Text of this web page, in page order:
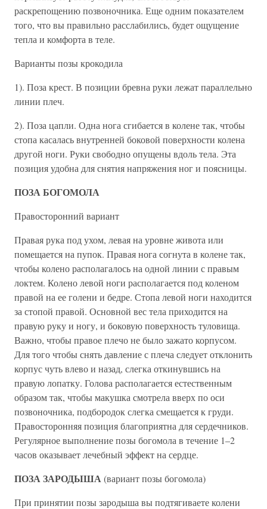
раскрепощению позвоночника. Еще одним показателем
того, что вы правильно расслабились, будет ощущение
тепла и комфорта в теле.
Варианты позы крокодила
1). Поза крест. В позиции бревна руки лежат параллельно
линии плеч.
2). Поза цапли. Одна нога сгибается в колене так, чтобы
стопа касалась внутренней боковой поверхности колена
другой ноги. Руки свободно опущены вдоль тела. Эта
позиция удобна для снятия напряжения ног и поясницы.
ПОЗА БОГОМОЛА
Правосторонний вариант
Правая рука под ухом, левая на уровне живота или
помещается на пупок. Правая нога согнута в колене так,
чтобы колено располагалось на одной линии с правым
локтем. Колено левой ноги располагается под коленом
правой на ее голени и бедре. Стопа левой ноги находится
за стопой правой. Основной вес тела приходится на
правую руку и ногу, и боковую поверхность туловища.
Важно, чтобы правое плечо не было зажато корпусом.
Для того чтобы снять давление с плеча следует отклонить
корпус чуть влево и назад, слегка откинувшись на
правую лопатку. Голова располагается естественным
образом так, чтобы макушка смотрела вверх по оси
позвоночника, подбородок слегка смещается к груди.
Правосторонняя позиция благоприятна для сердечников.
Регулярное выполнение позы богомола в течение 1–2
часов оказывает лечебный эффект на сердце.
ПОЗА ЗАРОДЫША(вариант позы богомола)
При принятии позы зародыша вы подтягиваете колени